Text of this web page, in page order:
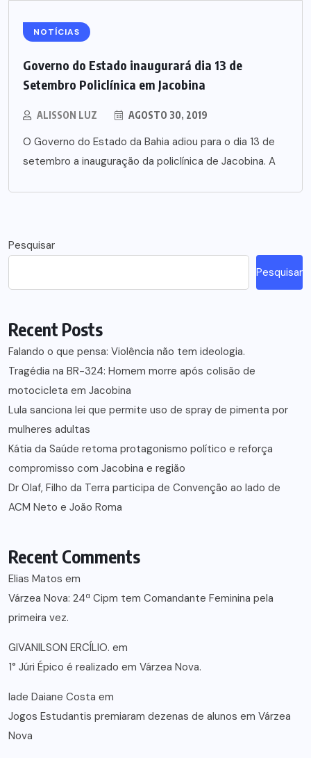
NOTÍCIAS
Governo do Estado inaugurará dia 13 de
Setembro Policlínica em Jacobina
ALISSON LUZ AGOSTO 30, 2019
O Governo do Estado da Bahia adiou para o dia 13 de
setembro a inauguração da policlínica de Jacobina. A
Pesquisar
Pesquisar
Recent Posts
Falando o que pensa: Violência não tem ideologia.
Tragédia na BR-324: Homem morre após colisão de
motocicleta em Jacobina
Lula sanciona lei que permite uso de spray de pimenta por
mulheres adultas
Kátia da Saúde retoma protagonismo político e reforça
compromisso com Jacobina e região
Dr Olaf, Filho da Terra participa de Convenção ao lado de
ACM Neto e João Roma
Recent Comments
Elias Matos em
Várzea Nova: 24ª Cipm tem Comandante Feminina pela
primeira vez.
GIVANILSON ERCÍLIO. em
1° Júri Épico é realizado em Várzea Nova.
lade Daiane Costa em
Jogos Estudantis premiaram dezenas de alunos em Várzea
Nova